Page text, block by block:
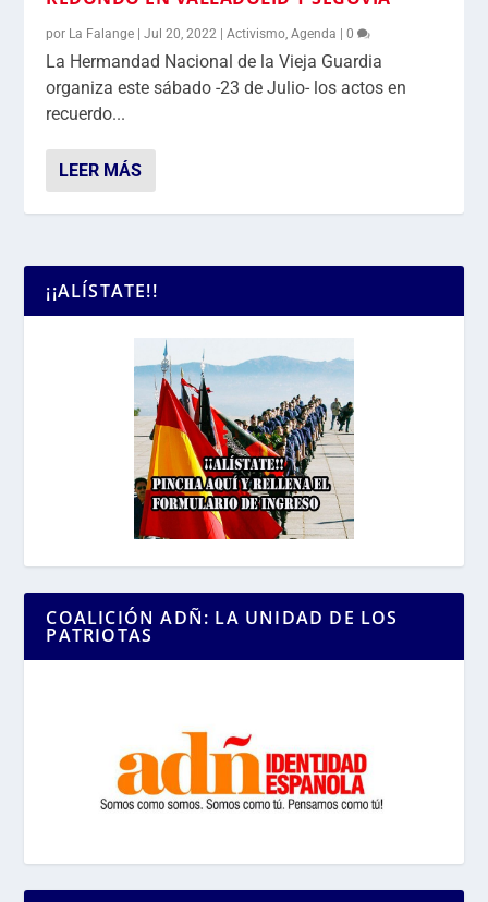
por La Falange |Jul 20, 2022 |Activismo ,Agenda |0
La Hermandad Nacional de la Vieja Guardia
organiza este sábado -23 de Julio- los actos en
recuerdo...
LEER MÁS
¡¡ALÍSTATE!!
COALICIÓN ADÑ: LA UNIDAD DE LOS
PATRIOTAS